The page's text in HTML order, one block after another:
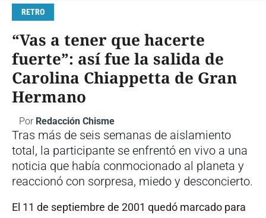
RETRO
“Vas a tener que hacerte
fuerte”: así fue la salida de
Carolina Chiappetta de Gran
Hermano
Por Redacción Chisme
Tras más de seis semanas de aislamiento
total, la participante se enfrentó en vivo a una
noticia que había conmocionado al planeta y
reaccionó con sorpresa, miedo y desconcierto.
El 11 de septiembre de 2001 quedó marcado para